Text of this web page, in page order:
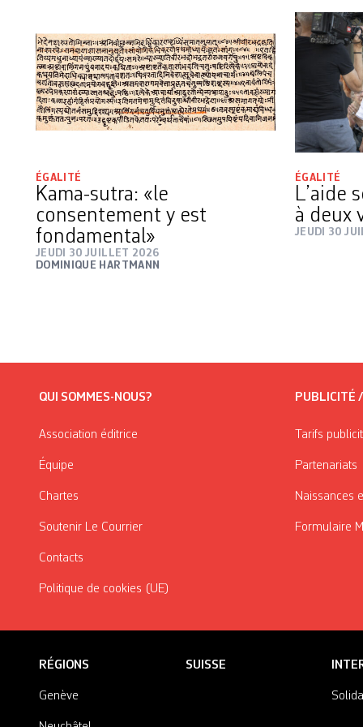
ÉGALITÉ
Kama-sutra: «le
consentement y est
fondamental»
JEUDI 30 JUILLET 2026
DOMINIQUE HARTMANN
ÉGALITÉ
L’aide
à deux
JEUDI 30
QUI SOMMES-NOUS?
Association éditrice
Équipe
Chartes
Soutenir Le Courrier
Contacts
Politique de cookies (UE)
PUBLICITÉ
Tarifs
Partenariats
Naissances
Formulaire
RÉGIONS
Genève
SUISSE